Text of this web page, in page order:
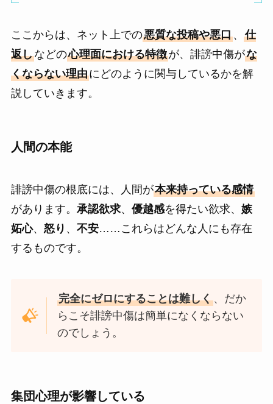
ここからは、ネット上での悪質な投稿や悪口、 仕
返しなどの心理面における特徴が、誹謗中傷がな
くならない理由にどのように関与しているかを解
説していきます。
人間の本能
誹謗中傷の根底には、人間が本来持っている感情
があります。 承認欲求、 優越感を得たい欲求、 嫉
妬心、 怒り 、 不安……これらはどんな人にも存在
するものです。
完全にゼロにすることは難しく、だか
らこそ誹謗中傷は簡単になくならない
のでしょう。
集団心理が影響している